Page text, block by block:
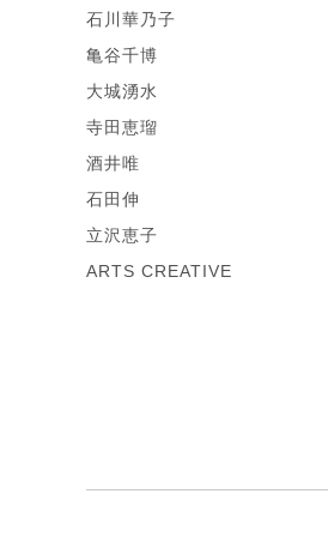
石川華乃子
亀谷千博
大城湧水
寺田恵瑠
酒井唯
石田伸
立沢恵子
ARTS CREATIVE